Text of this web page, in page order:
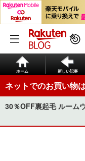
ホーム 新しい記事
ネットでのお買い物
30％OFF裏起毛 ルーム